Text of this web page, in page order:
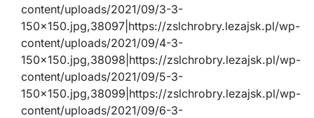
content/uploads/2021/09/3-3-
150×150.jpg,38097|https://zslchrobry.lezajsk.pl/wp-
content/uploads/2021/09/4-3-
150×150.jpg,38098|https://zslchrobry.lezajsk.pl/wp-
content/uploads/2021/09/5-3-
150×150.jpg,38099|https://zslchrobry.lezajsk.pl/wp-
content/uploads/2021/09/6-3-